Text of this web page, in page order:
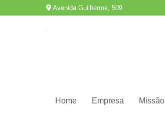
Avenida Guilherme, 509
Home Empresa Missão